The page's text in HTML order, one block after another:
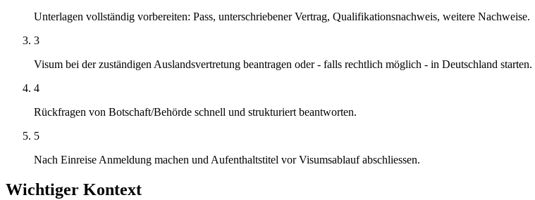
Unterlagen vollständig vorbereiten: Pass, unterschriebener Vertrag, Qualifikationsnachweis, weitere Nachweise.
3
Visum bei der zuständigen Auslandsvertretung beantragen oder - falls rechtlich möglich - in Deutschland starten.
4
Rückfragen von Botschaft/Behörde schnell und strukturiert beantworten.
5
Nach Einreise Anmeldung machen und Aufenthaltstitel vor Visumsablauf abschliessen.
Wichtiger Kontext